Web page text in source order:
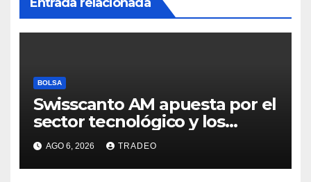
BOLSA
Swisscanto AM apuesta por el
sector tecnológico y los
valores cíclicos para ganar en
bolsa
AGO 6, 2026 TRADEO